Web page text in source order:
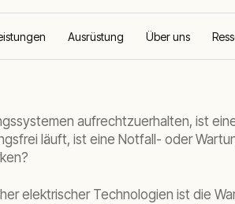
Ausrüstung Über uns
aufrechtzuerhalten, ist
läuft, ist eine Notfall- oder
elektrischer Technologien ist die